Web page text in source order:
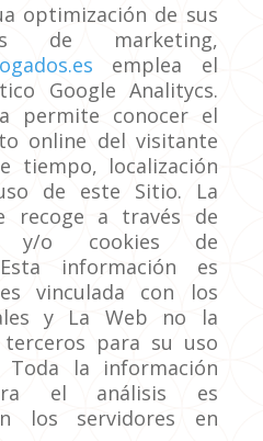
optimización de sus
de marketing,
emplea el
Google Analitycs.
permite conocer el
online del visitante
tiempo, localización
de este Sitio. La
recoge a través de
y/o cookies de
información es
vinculada con los
y La Web no la
para su uso
Toda la información
el análisis es
los servidores en